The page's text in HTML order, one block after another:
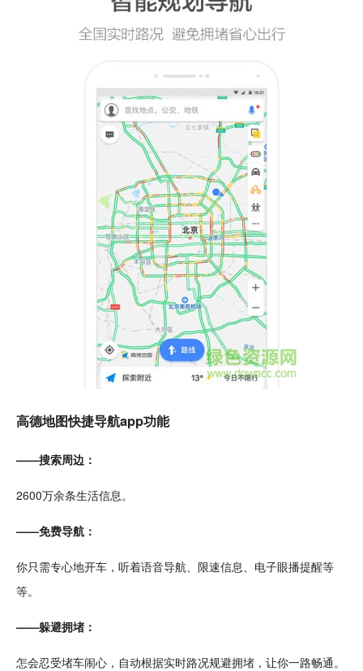
高德地图快捷导航app功能
——搜索周边：
2600万余条生活信息。
——免费导航：
你只需专心地开车 ，听着语音导航、限速信息、电子眼播提醒等
等。
——躲避拥堵：
怎会忍受堵车闹心，自动根据实时路况规避拥堵，让你一路畅通。